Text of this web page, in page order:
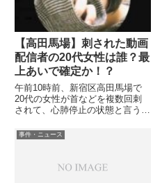
【高田馬場】刺された動画
配信者の20代女性は誰？最
上あいで確定か！？
午前10時前、新宿区高田馬場で
20代の女性が首などを複数回刺
されて、心肺停止の状態と言うニ
代女性は、動画配信中だったとい
いると、一人の女性の名前・実
事件・ニュース